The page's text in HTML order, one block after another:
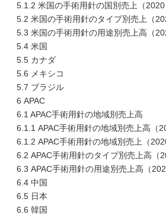
5.1.2 米国の手術用針の国別売上（2020
5.2 米国の手術用針のタイプ別売上（
5.3 米国の手術用針の用途別売上高（
5.4 米国
5.5 カナダ
5.6 メキシコ
5.7 ブラジル
6 APAC
6.1 APAC手術用針の地域別売上高
6.1.1 APAC手術用針の地域別売上高（
6.1.2 APAC手術用針の地域別売上（
6.2 APAC手術用針のタイプ別売上高（
6.3 APAC手術用針の用途別売上高（
6.4 中国
6.5 日本
6.6 韓国